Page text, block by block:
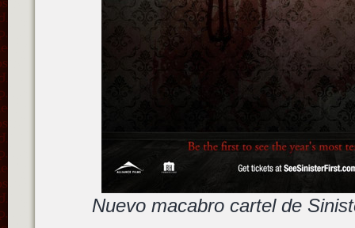
Nuevo macabro cartel de